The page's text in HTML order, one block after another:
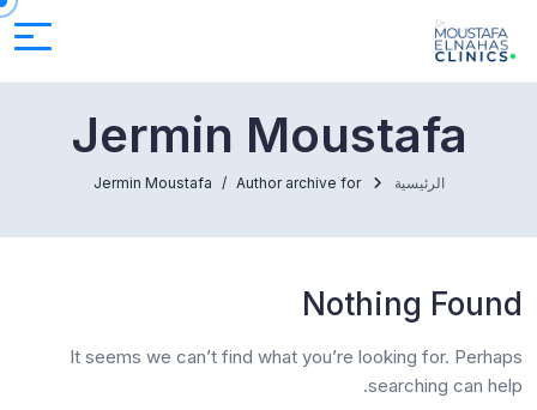
Jermin Moustafa
الرئيسية Author archive for
Jermin Moustafa
Nothing Found
It seems we can’t find what you’re looking for. Perhaps
searching can help.